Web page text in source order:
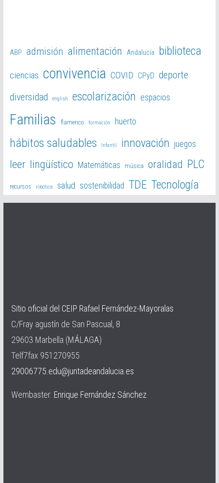
ABP admisión alimentación Andalucía biblioteca
ciencias convivencia COVID CPyD deporte
diversidad english escolarización espacios
Familias flamenco formación huerto
hábitos saludables Infantil innovación juegos
leer lingüístico Matemáticas música oralidad PLC
recursos robótica salud sostenibilidad TDE Tecnología
Sitio oficial del CEIP Rafael Fernández-Mayoralas
C/Fray agustín de San Pascual, 8
29603 Marbella (MÁLAGA)
Telf7fax 951270955
29006775.edu@juntadeandalucia.es
Wembaster: Enrique Fernández Sánchez